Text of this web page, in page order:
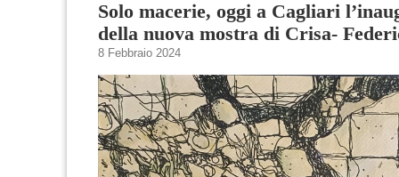
Solo macerie, oggi a Cagliari
della nuova mostra di Crisa-
8 Febbraio 2024